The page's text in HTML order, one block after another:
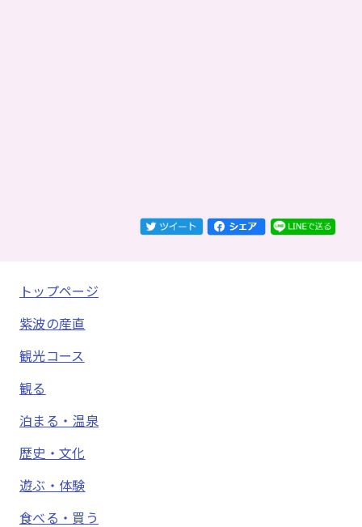
トップページ
紫波の産直
観光コース
観る
泊まる・温泉
歴史・文化
遊ぶ・体験
食べる・買う